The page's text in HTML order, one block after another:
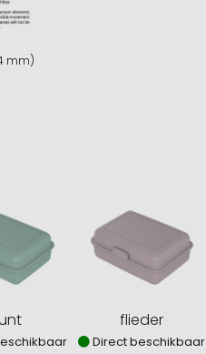
mm)
flieder
Direct beschikbaar